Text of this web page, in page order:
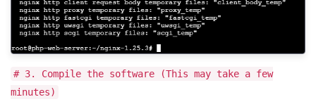
# 3. Compile the software (This may take a few
minutes)